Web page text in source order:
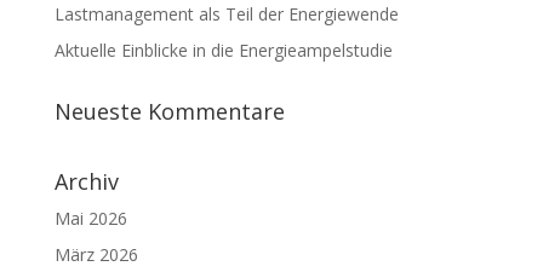
Lastmanagement als Teil der Energiewende
Aktuelle Einblicke in die Energieampelstudie
Neueste Kommentare
Archiv
Mai 2026
März 2026